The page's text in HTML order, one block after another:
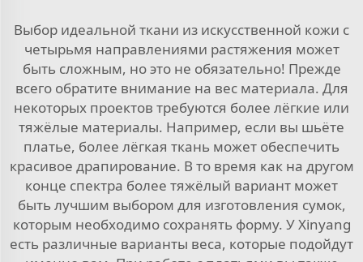
Выбор идеальной ткани из искусственной кожи с
четырьмя направлениями растяжения может
быть сложным, но это не обязательно! Прежде
всего обратите внимание на вес материала. Для
некоторых проектов требуются более лёгкие или
тяжёлые материалы. Например, если вы шьёте
платье, более лёгкая ткань может обеспечить
красивое драпирование. В то время как на другом
конце спектра более тяжёлый вариант может
быть лучшим выбором для изготовления сумок,
которым необходимо сохранять форму. У Xinyang
есть различные варианты веса, которые подойдут